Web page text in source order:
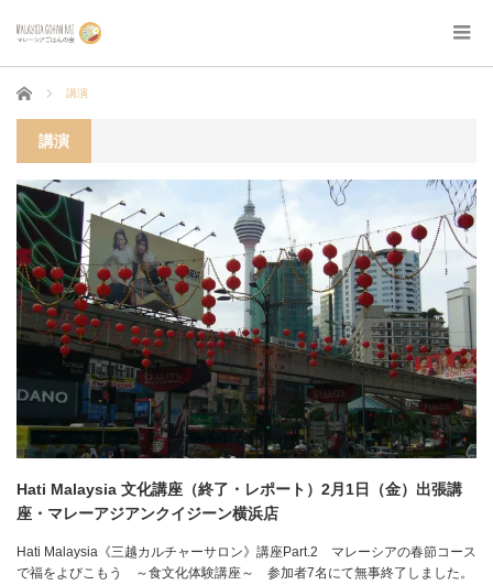
ホーム 講演
講演
Hati Malaysia 文化講座（終了・レポート）2月1日（金）出張講
座・マレーアジアンクイジーン横浜店
Hati Malaysia《三越カルチャーサロン》講座Part.2 マレーシアの春節コース
で福をよびこもう ～食文化体験講座～ 参加者7名にて無事終了しました。